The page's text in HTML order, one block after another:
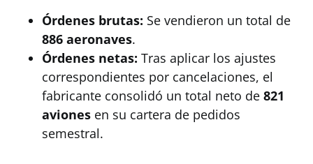
Órdenes brutas: Se vendieron un total de
886 aeronaves.
Órdenes netas: Tras aplicar los ajustes
correspondientes por cancelaciones, el
fabricante consolidó un total neto de 821
aviones en su cartera de pedidos
semestral.